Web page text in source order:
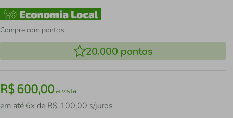
Compre com pontos:
20.000 pontos
R$600,00à vista
em até 6x de R$ 100,00 s/juros